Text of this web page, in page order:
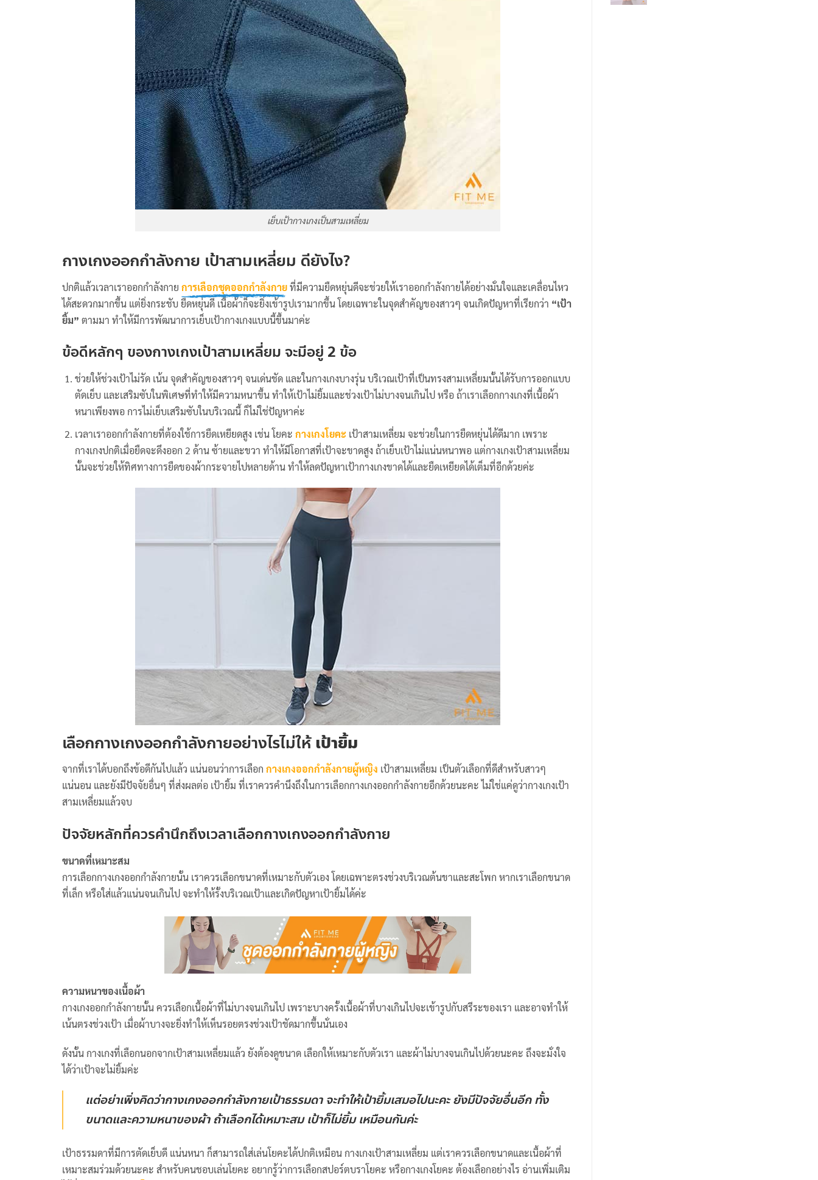
เย็บเป้ากางเกงเป็นสามเหลี่ยม
กางเกงออกกำลังกาย เป้าสามเหลี่ยม ดียังไง?
ปกติแล้วเวลาเราออกกำลังกาย การเลือกชุดออกกำลังกายที่มีความยืดหยุ่นดีจะช่วยให้เราออกกำลังกายได้อย่างมั่นใจและเคลื่อนไหว
ได้สะดวกมากขึ้น แต่ยิ่งกระชับ ยืดหยุ่นดี เนื้อผ้าก็จะยิ่งเข้ารูปเรามากขึ้น โดยเฉพาะในจุดสำคัญของสาวๆ จนเกิดปัญหาที่เรียกว่า “เป้า
ยิ้ม” ตามมา ทำให้มีการพัฒนาการเย็บเป้ากางเกงแบบนี้ขึ้นมาค่ะ
ข้อดีหลักๆ ของกางเกงเป้าสามเหลี่ยม จะมีอยู่ 2 ข้อ
ช่วยให้ช่วงเป้าไม่รัด เน้น จุดสำคัญของสาวๆ จนเด่นชัด และในกางเกงบางรุ่น บริเวณเป้าที่เป็นทรงสามเหลี่ยมนั้นได้รับการออกแบบ
ตัดเย็บ และเสริมซับในพิเศษที่ทำให้มีความหนาขึ้น ทำให้เป้าไม่ยิ้มและช่วงเป้าไม่บางจนเกินไป หรือ ถ้าเราเลือกกางเกงที่เนื้อผ้า
หนาเพียงพอ การไม่เย็บเสริมซับในบริเวณนี้ ก็ไม่ใช่ปัญหาค่ะ
เวลาเราออกกำลังกายที่ต้องใช้การยืดเหยียดสูง เช่น โยคะ กางเกงโยคะเป้าสามเหลี่ยม จะช่วยในการยืดหยุ่นได้ดีมาก เพราะ
กางเกงปกติเมื่อยืดจะดึงออก 2 ด้าน ซ้ายและขวา ทำให้มีโอกาสที่เป้าจะขาดสูง ถ้าเย็บเป้าไม่แน่นหนาพอ แต่กางเกงเป้าสามเหลี่ยม
นั้นจะช่วยให้ทิศทางการยืดของผ้ากระจายไปหลายด้าน ทำให้ลดปัญหาเป้ากางเกงขาดได้และยืดเหยียดได้เต็มที่อีกด้วยค่ะ
เลือกกางเกงออกกำลังกายอย่างไรไม่ให้เป้ายิ้ม
จากที่เราได้บอกถึงข้อดีกันไปแล้ว แน่นอนว่าการเลือก กางเกงออกกำลังกายผู้หญิง เป้าสามเหลี่ยม เป็นตัวเลือกที่ดีสำหรับสาวๆ
แน่นอน และยังมีปัจจัยอื่นๆ ที่ส่งผลต่อ เป้ายิ้ม ที่เราควรคำนึงถึงในการเลือกกางเกงออกกำลังกายอีกด้วยนะคะ ไม่ใช่แค่ดูว่ากางเกงเป้า
สามเหลี่ยมแล้วจบ
ปัจจัยหลักที่ควรคำนึกถึงเวลาเลือกกางเกงออกกำลังกาย
ขนาดที่เหมาะสม
การเลือกกางเกงออกกำลังกายนั้น เราควรเลือกขนาดที่เหมาะกับตัวเอง โดยเฉพาะตรงช่วงบริเวณต้นขาและสะโพก หากเราเลือกขนาด
ที่เล็ก หรือใส่แล้วแน่นจนเกินไป จะทำให้รั้งบริเวณเป้าและเกิดปัญหาเป้ายิ้มได้ค่ะ
ความหนาของเนื้อผ้า
กางเกงออกกำลังกายนั้น ควรเลือกเนื้อผ้าที่ไม่บางจนเกินไป เพราะบางครั้งเนื้อผ้าที่บางเกินไปจะเข้ารูปกับสรีระของเรา และอาจทำให้
เน้นตรงช่วงเป้า เมื่อผ้าบางจะยิ่งทำให้เห็นรอยตรงช่วงเป้าชัดมากขึ้นนั่นเอง
ดังนั้น กางเกงที่เลือกนอกจากเป้าสามเหลี่ยมแล้ว ยังต้องดูขนาด เลือกให้เหมาะกับตัวเรา และผ้าไม่บางจนเกินไปด้วยนะคะ ถึงจะมั่งใจ
ได้ว่าเป้าจะไม่ยิ้มค่ะ
แต่อย่าเพิ่งคิดว่ากางเกงออกกำลังกายเป้าธรรมดา จะทำให้เป้ายิ้มเสมอไปนะคะ ยังมีปัจจัยอื่นอีก ทั้ง
ขนาดและความหนาของผ้า ถ้าเลือกได้เหมาะสม เป้าก็ไม่ยิ้ม เหมือนกันค่ะ
เป้าธรรมดาที่มีการตัดเย็บดี แน่นหนา ก็สามารถใส่เล่นโยคะได้ปกติเหมือน กางเกงเป้าสามเหลี่ยม แต่เราควรเลือกขนาดและเนื้อผ้าที่
เหมาะสมร่วมด้วยนะคะ สำหรับคนชอบเล่นโยคะ อยากรู้ว่าการเลือกสปอร์ตบราโยคะ หรือกางเกงโยคะ ต้องเลือกอย่างไร อ่านเพิ่มเติม